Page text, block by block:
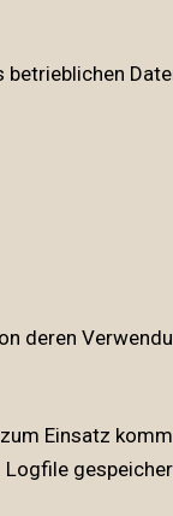
deren
Einsatz
Logfile